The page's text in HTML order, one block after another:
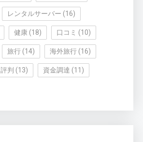
レンタルサーバー (16)
健康 (18) 口コミ (10)
旅行 (14) 海外旅行 (16)
評判 (13) 資金調達 (11)